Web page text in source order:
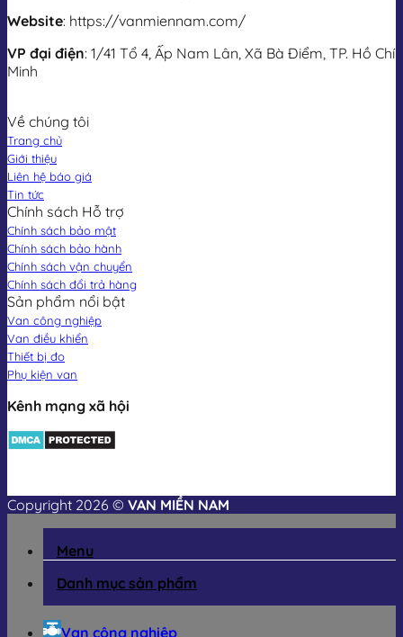
Website: https://vanmiennam.com/
VP đại điện: 1/41 Tổ 4, Ấp Nam Lân, Xã Bà Điểm, TP. Hồ Chí
Minh
Về chúng tôi
Trang chủ
Giới thiệu
Liên hệ báo giá
Tin tức
Chính sách Hỗ trợ
Chính sách bảo mật
Chính sách bảo hành
Chính sách vận chuyển
Chính sách đổi trả hàng
Sản phẩm nổi bật
Van công nghiệp
Van điều khiển
Thiết bị đo
Phụ kiện van
Kênh mạng xã hội
Copyright 2026 © VAN MIỀN NAM
Menu
Danh mục sản phẩm
Van công nghiệp